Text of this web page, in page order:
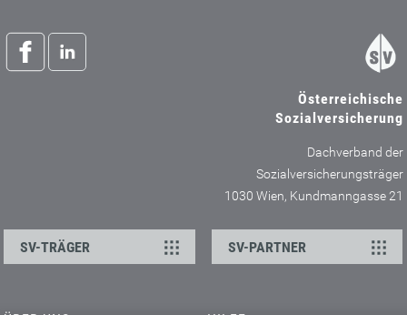
Österreichische
Sozialversicherung
Dachverband der
Sozialversicherungsträger
1030 Wien, Kundmanngasse 21
SV-TRÄGER SV-PARTNER